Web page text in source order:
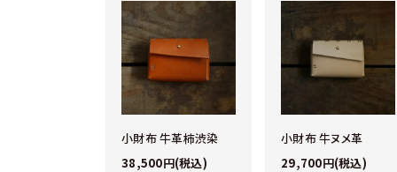
小財布 牛革柿渋染
38,500円(税込)
小財布 牛ヌメ革
29,700円(税込)